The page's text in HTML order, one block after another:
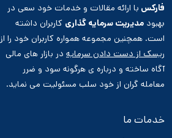
فارکس با ارائه مقالات و خدمات خود سعی در
بهبود مدیریت سرمایه گذاری کاربران داشته
است. همچنین مجموعه همواره کاربران خود را از
ریسک از دست دادن سرمایه در بازار های مالی
آگاه ساخته و درباره ی هرگونه سود و ضرر
معامله گران از خود سلب مسئولیت می نماید.
خدمات ما